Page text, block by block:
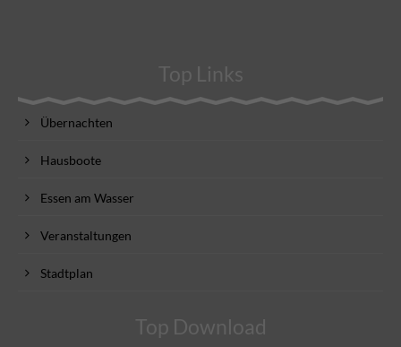
Top Links
Übernachten
Hausboote
Essen am Wasser
Veranstaltungen
Stadtplan
Top Download